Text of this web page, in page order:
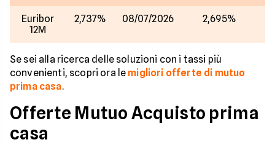
Euribor
12M
2,737% 08/07/2026 2,695%
Se sei alla ricerca delle soluzioni con i tassi più
convenienti, scopri ora le migliori offerte di mutuo
prima casa.
Offerte Mutuo Acquisto prima
casa